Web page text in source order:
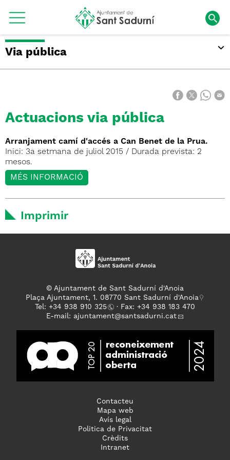
Via pública
Actuacions via pública
Arranjament camí d'accés a Can Benet de la Prua.
Inici: 3a setmana de juliol 2015 / Durada prevista: 2
mesos.
MÉS INFORMACIÓ
Imprimir
© Ajuntament de Sant Sadurní d'Anoia
Plaça Ajuntament, 1. 08770 Sant Sadurní d'Anoia
Tel: +34 938 910 325
· Fax: +34 938 183 470
E-mail: ajuntament@santsadurni.cat
Contacteu
Mapa web
Avís legal
Politica de Privacitat
Crèdits
Intranet